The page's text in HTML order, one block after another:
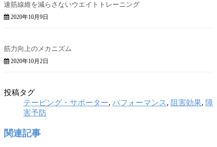
速筋線維を減らさないウエイトトレーニング
2020年10月9日
筋力向上のメカニズム
2020年10月2日
投稿タグ
テーピング・サポーター, パフォーマンス , 阻害効果, 障
害予防
関連記事